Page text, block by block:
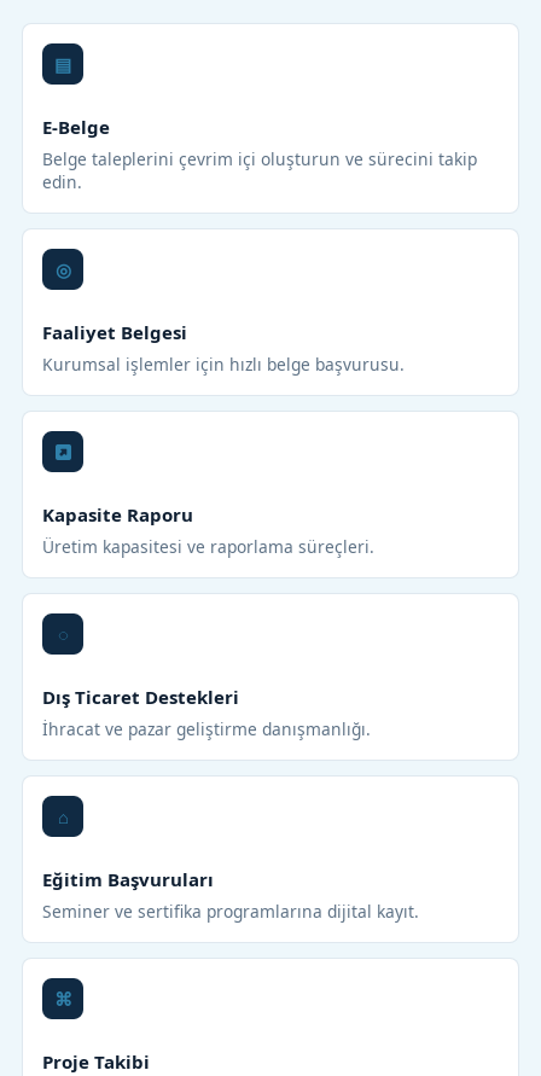
E-Belge
Belge taleplerini çevrim içi oluşturun ve sürecini takip
edin.
Faaliyet Belgesi
Kurumsal işlemler için hızlı belge başvurusu.
Kapasite Raporu
Üretim kapasitesi ve raporlama süreçleri.
Dış Ticaret Destekleri
İhracat ve pazar geliştirme danışmanlığı.
Eğitim Başvuruları
Seminer ve sertifika programlarına dijital kayıt.
Proje Takibi